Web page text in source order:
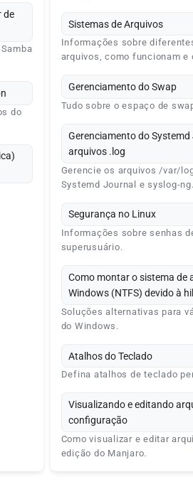
de
do
Sistemas de Arquivos
Informações sobre
arquivos, como funcionam e
Gerenciamento do Swap
Tudo sobre o espaço de
Gerenciamento do
arquivos .log
Gerencie os arquivos /var/
Systemd Journal e syslog-ng.
Segurança no Linux
Informações sobre senhas
superusuário.
Como montar o sistema de
Windows (NTFS) devido à
Soluções alternativas para
do Windows.
Atalhos do Teclado
Defina atalhos de teclado
Visualizando e editando
configuração
Como visualizar e editar
edição do Manjaro.